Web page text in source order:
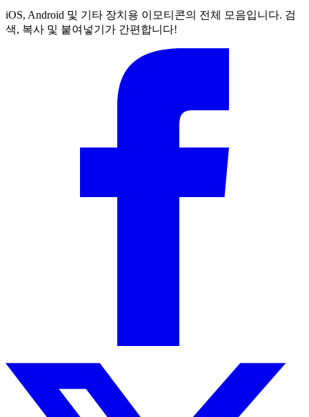
iOS, Android 및 기타 장치용 이모티콘의 전체 모음입니다. 검
색, 복사 및 붙여넣기가 간편합니다!